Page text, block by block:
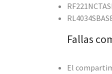
Fallas
El